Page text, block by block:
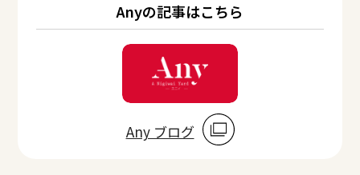
Anyの記事はこちら
Any ブログ